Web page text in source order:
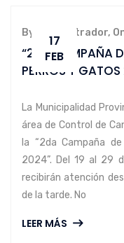
17
FEB
By administrador,
“2DA CAMPAÑA
PERROS Y
La Municipalidad
área de Control de
la “2da Campaña
2024”. Del 19 al 29
recibirán atención
de la tarde. No
LEER MÁS